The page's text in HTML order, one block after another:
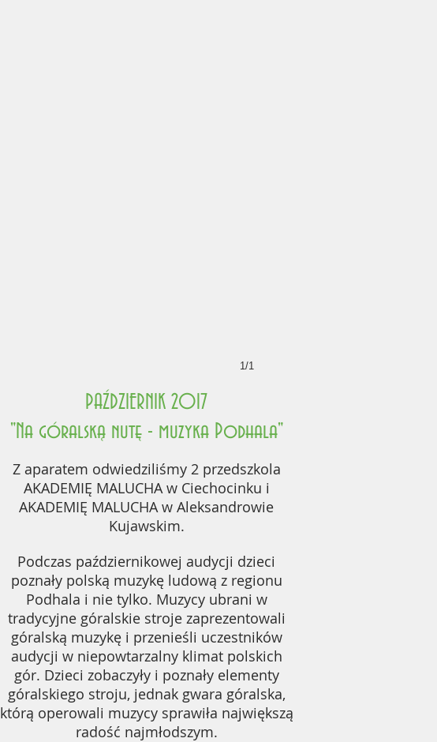
1/1
PAŹDZIERNIK 2017
"Na góralską nutę - muzyka Podhala"
Z aparatem odwiedziliśmy 2 przedszkola
AKADEMIĘ MALUCHA w Ciechocinku i
AKADEMIĘ MALUCHA w Aleksandrowie
Kujawskim.
Podczas październikowej audycji dzieci
poznały polską muzykę ludową z regionu
Podhala i nie tylko. Muzycy ubrani w
tradycyjne góralskie stroje zaprezentowali
góralską muzykę i przenieśli uczestników
audycji w niepowtarzalny klimat polskich
gór. Dzieci zobaczyły i poznały elementy
góralskiego stroju, jednak gwara góralska,
którą operowali muzycy sprawiła największą
radość najmłodszym.